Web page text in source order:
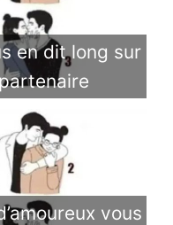
en dit long sur
vous